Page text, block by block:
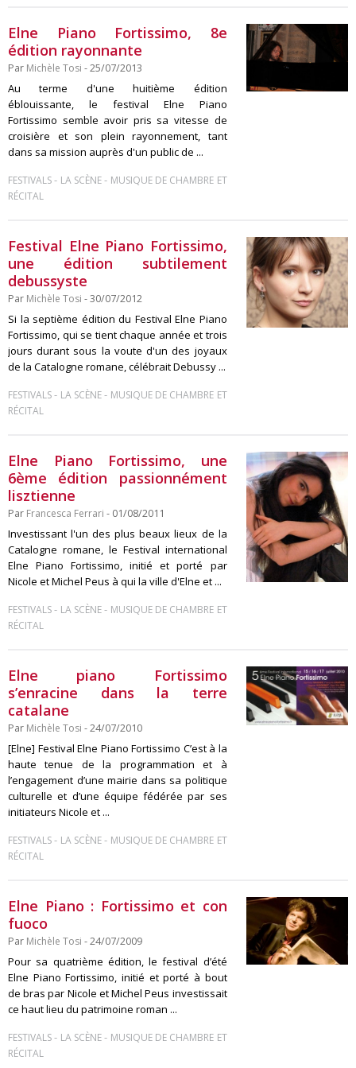
Elne Piano Fortissimo, 8e
édition rayonnante
Par Michèle Tosi - 25/07/2013
Au terme d'une huitième édition
éblouissante, le festival Elne Piano
Fortissimo semble avoir pris sa vitesse de
croisière et son plein rayonnement, tant
dans sa mission auprès d'un public de ...
FESTIVALS- LA SCÈNE- MUSIQUE DE CHAMBRE ET
RÉCITAL
Festival Elne Piano Fortissimo,
une édition subtilement
debussyste
Par Michèle Tosi - 30/07/2012
Si la septième édition du Festival Elne Piano
Fortissimo, qui se tient chaque année et trois
jours durant sous la voute d'un des joyaux
de la Catalogne romane, célébrait Debussy ...
FESTIVALS- LA SCÈNE- MUSIQUE DE CHAMBRE ET
RÉCITAL
Elne Piano Fortissimo, une
6ème édition passionnément
lisztienne
Par Francesca Ferrari - 01/08/2011
Investissant l'un des plus beaux lieux de la
Catalogne romane, le Festival international
Elne Piano Fortissimo, initié et porté par
Nicole et Michel Peus à qui la ville d'Elne et ...
FESTIVALS- LA SCÈNE- MUSIQUE DE CHAMBRE ET
RÉCITAL
Elne piano Fortissimo
s’enracine dans la terre
catalane
Par Michèle Tosi - 24/07/2010
[Elne] Festival Elne Piano Fortissimo C’est à la
haute tenue de la programmation et à
l’engagement d’une mairie dans sa politique
culturelle et d’une équipe fédérée par ses
initiateurs Nicole et ...
FESTIVALS- LA SCÈNE- MUSIQUE DE CHAMBRE ET
RÉCITAL
Elne Piano : Fortissimo et con
fuoco
Par Michèle Tosi - 24/07/2009
Pour sa quatrième édition, le festival d’été
Elne Piano Fortissimo, initié et porté à bout
de bras par Nicole et Michel Peus investissait
ce haut lieu du patrimoine roman ...
FESTIVALS- LA SCÈNE- MUSIQUE DE CHAMBRE ET
RÉCITAL